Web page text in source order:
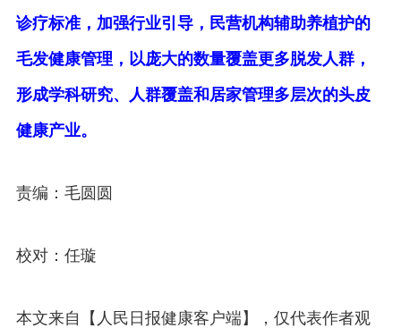
诊疗标准，加强行业引导，民营机构辅助养植护的
毛发健康管理，以庞大的数量覆盖更多脱发人群，
形成学科研究、人群覆盖和居家管理多层次的头皮
健康产业。
责编：毛圆圆
校对：任璇
本文来自【人民日报健康客户端】，仅代表作者观